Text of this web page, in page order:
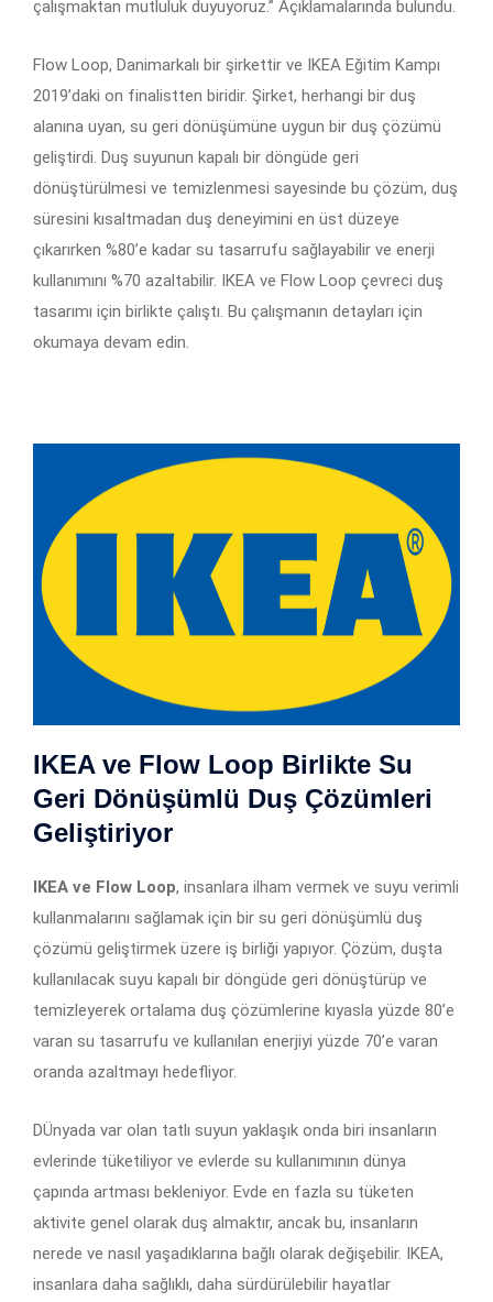
çalışmaktan mutluluk duyuyoruz.” Açıklamalarında bulundu.
Flow Loop, Danimarkalı bir şirkettir ve IKEA Eğitim Kampı
2019’daki on finalistten biridir. Şirket, herhangi bir duş
alanına uyan, su geri dönüşümüne uygun bir duş çözümü
geliştirdi. Duş suyunun kapalı bir döngüde geri
dönüştürülmesi ve temizlenmesi sayesinde bu çözüm, duş
süresini kısaltmadan duş deneyimini en üst düzeye
çıkarırken %80’e kadar su tasarrufu sağlayabilir ve enerji
kullanımını %70 azaltabilir. IKEA ve Flow Loop çevreci duş
tasarımı için birlikte çalıştı. Bu çalışmanın detayları için
okumaya devam edin.
IKEA ve Flow Loop Birlikte Su
Geri Dönüşümlü Duş Çözümleri
Geliştiriyor
IKEA ve Flow Loop, insanlara ilham vermek ve suyu verimli
kullanmalarını sağlamak için bir su geri dönüşümlü duş
çözümü geliştirmek üzere iş birliği yapıyor. Çözüm, duşta
kullanılacak suyu kapalı bir döngüde geri dönüştürüp ve
temizleyerek ortalama duş çözümlerine kıyasla yüzde 80’e
varan su tasarrufu ve kullanılan enerjiyi yüzde 70’e varan
oranda azaltmayı hedefliyor.
DÜnyada var olan tatlı suyun yaklaşık onda biri insanların
evlerinde tüketiliyor ve evlerde su kullanımının dünya
çapında artması bekleniyor. Evde en fazla su tüketen
aktivite genel olarak duş almaktır, ancak bu, insanların
nerede ve nasıl yaşadıklarına bağlı olarak değişebilir. IKEA,
insanlara daha sağlıklı, daha sürdürülebilir hayatlar